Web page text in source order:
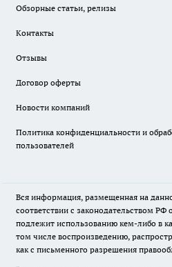
Обзорные статьи, релизы
Контакты
Отзывы
Договор оферты
Новости компаний
Политика конфиденциальности и
пользователей
Вся информация, размещенная на
соответствии с законодательством РФ
подлежит использованию кем-либо в
том числе воспроизведению,
как с письменного разрешения